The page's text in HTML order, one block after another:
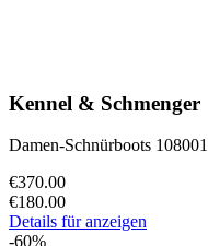
Kennel & Schmenger
Damen-Schnürboots
€370.00
€180.00
Details für anzeigen
-60%